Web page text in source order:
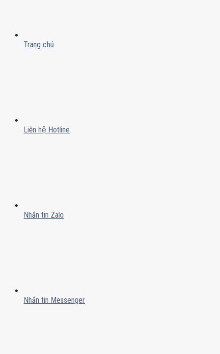
Trang chủ
Liên hệ Hotline
Nhắn tin Zalo
Nhắn tin Messenger